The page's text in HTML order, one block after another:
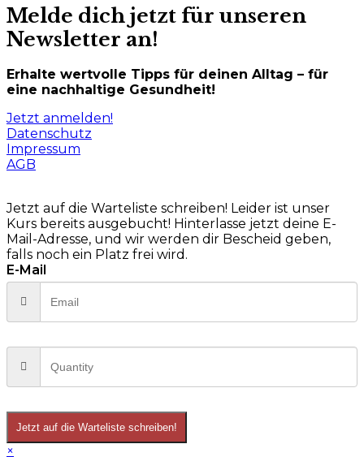
Melde dich jetzt für unseren
Newsletter an!
Erhalte wertvolle Tipps für deinen Alltag – für
eine nachhaltige Gesundheit!
Jetzt anmelden!
Datenschutz
Impressum
AGB
Jetzt auf die Warteliste schreiben! Leider ist unser
Kurs bereits ausgebucht! Hinterlasse jetzt deine E-
Mail-Adresse, und wir werden dir Bescheid geben,
falls noch ein Platz frei wird.
E-Mail
Jetzt auf die Warteliste schreiben!
×